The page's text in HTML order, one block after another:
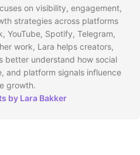
on visibility, engagement,
strategies across platforms
YouTube, Spotify, Telegram,
work, Lara helps creators,
better understand how social
and platform signals influence
growth.
by Lara Bakker